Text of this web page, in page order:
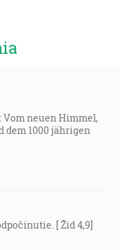
Vom neuen Himmel,
dem 1000 jährigen
[ Žid 4,9]